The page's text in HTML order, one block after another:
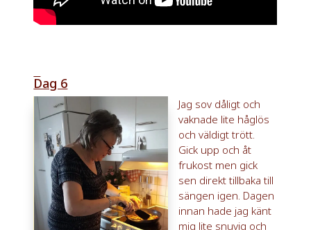
Dag 6
Jag sov dåligt och
vaknade lite håglös
och väldigt trött.
Gick upp och åt
frukost men gick
sen direkt tillbaka till
sängen igen. Dagen
innan hade jag känt
mig lite snuvig och